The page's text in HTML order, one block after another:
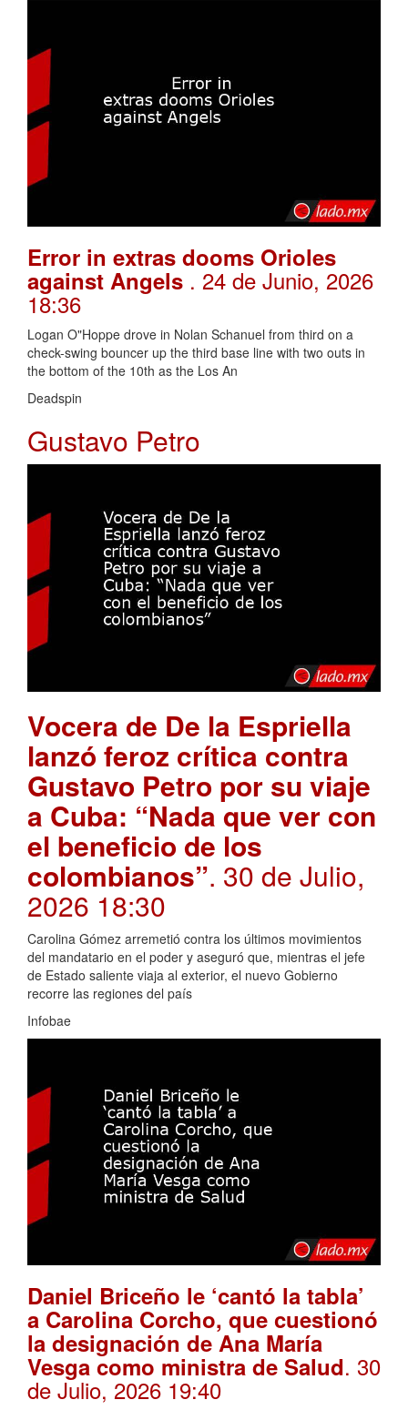
Error in extras dooms Orioles
against Angels . 24 de Junio, 2026
18:36
Logan O"Hoppe drove in Nolan Schanuel from third on a
check-swing bouncer up the third base line with two outs in
the bottom of the 10th as the Los An
Deadspin
Gustavo Petro
Vocera de De la Espriella
lanzó feroz crítica contra
Gustavo Petro por su viaje
a Cuba: “Nada que ver con
el beneficio de los
colombianos”. 30 de Julio,
2026 18:30
Carolina Gómez arremetió contra los últimos movimientos
del mandatario en el poder y aseguró que, mientras el jefe
de Estado saliente viaja al exterior, el nuevo Gobierno
recorre las regiones del país
Infobae
Daniel Briceño le ‘cantó la tabla’
a Carolina Corcho, que cuestionó
la designación de Ana María
Vesga como ministra de Salud. 30
de Julio, 2026 19:40